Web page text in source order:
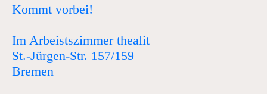
Kommt vorbei!
Im Arbeistszimmer thealit
St.-Jürgen-Str. 157/159
Bremen